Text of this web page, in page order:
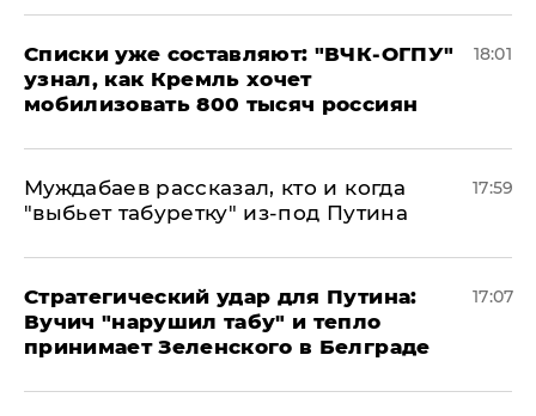
Списки уже составляют: "ВЧК-ОГПУ"
узнал, как Кремль хочет
мобилизовать 800 тысяч россиян
18:01
Муждабаев рассказал, кто и когда
"выбьет табуретку" из-под Путина
17:59
Стратегический удар для Путина:
Вучич "нарушил табу" и тепло
принимает Зеленского в Белграде
17:07